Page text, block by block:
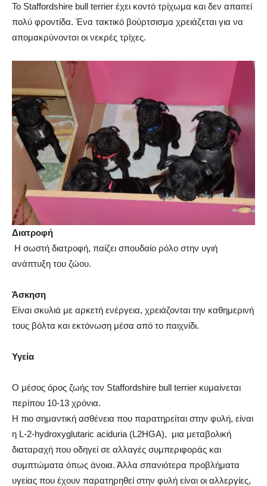
Το Staffordshire bull terrier έχει κοντό τρίχωμα και δεν απαιτεί
πολύ φροντίδα. Ένα τακτικό βούρτσισμα χρειάζεται για να
απομακρύνονται οι νεκρές τρίχες.
Διατροφή
Η σωστή διατροφή, παίζει σπουδαίο ρόλο στην υγιή
ανάπτυξη του ζώου.
Άσκηση
Είναι σκυλιά με αρκετή ενέργεια, χρειάζονται την καθημερινή
τους βόλτα και εκτόνωση μέσα από το παιχνίδι.
Υγεία
Ο μέσος όρος ζωής τον Staffordshire bull terrier κυμαίνεται
περίπου 10-13 χρόνια.
Η πιο σημαντική ασθένεια που παρατηρείται στην φυλή, είναι
η L-2-hydroxyglutaric aciduria (L2HGA), μια μεταβολική
διαταραχή που οδηγεί σε αλλαγές συμπεριφοράς και
συμπτώματα όπως άνοια. Άλλα σπανιότερα προβλήματα
υγείας που έχουν παρατηρηθεί στην φυλή είναι οι αλλεργίες,